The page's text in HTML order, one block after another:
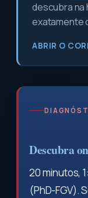
descubra na
exatamente
ABRIR O
Descubra
20 minutos,
(PhD-FGV).